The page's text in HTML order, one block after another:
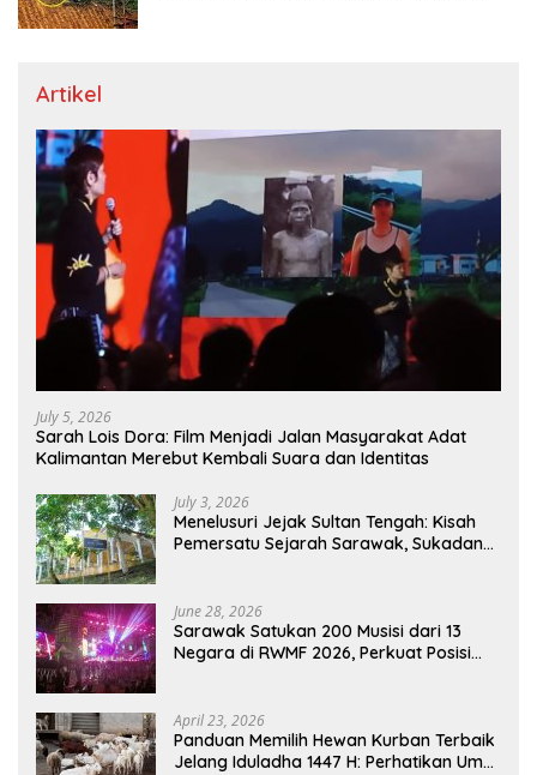
Artikel
July 5, 2026
Sarah Lois Dora: Film Menjadi Jalan Masyarakat Adat
Kalimantan Merebut Kembali Suara dan Identitas
July 3, 2026
Menelusuri Jejak Sultan Tengah: Kisah
Pemersatu Sejarah Sarawak, Sukadana,
June 28, 2026
Sarawak Satukan 200 Musisi dari 13
Negara di RWMF 2026, Perkuat Posisi
April 23, 2026
Panduan Memilih Hewan Kurban Terbaik
Jelang Iduladha 1447 H: Perhatikan Umur